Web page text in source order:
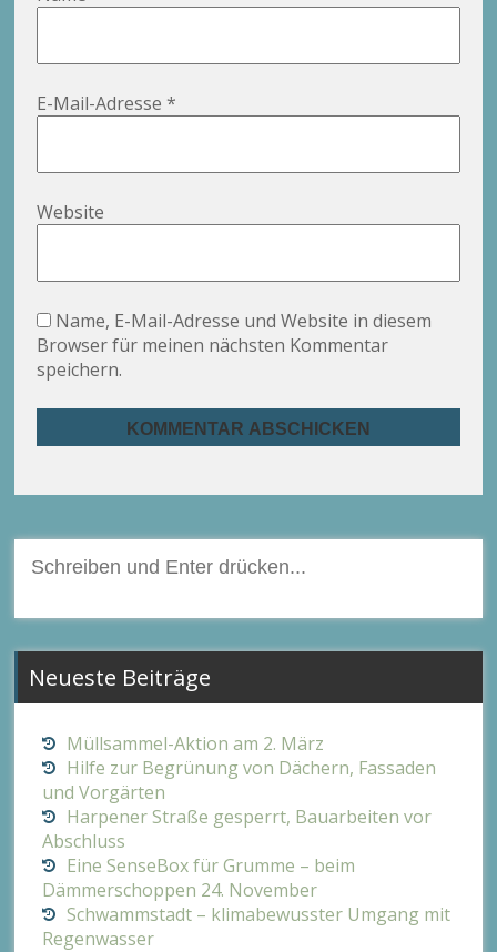
E-Mail-Adresse*
Website
Name, E-Mail-Adresse und Website in diesem
Browser für meinen nächsten Kommentar
speichern.
nach:
Neueste Beiträge
Müllsammel-Aktion am 2. März
Hilfe zur Begrünung von Dächern, Fassaden
und Vorgärten
Harpener Straße gesperrt, Bauarbeiten vor
Abschluss
Eine SenseBox für Grumme – beim
Dämmerschoppen 24. November
Schwammstadt – klimabewusster Umgang mit
Regenwasser